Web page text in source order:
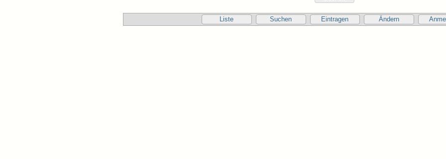
Liste Suchen Eintragen Ändern